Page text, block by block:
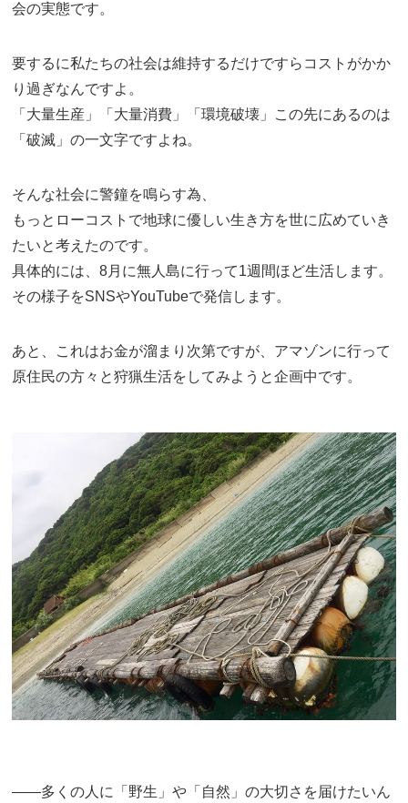
会の実態です。
要するに私たちの社会は維持するだけですらコストがかか
り過ぎなんですよ。
「大量生産」「大量消費」「環境破壊」この先にあるのは
「破滅」の一文字ですよね。
そんな社会に警鐘を鳴らす為、
もっとローコストで地球に優しい生き方を世に広めていき
たいと考えたのです。
具体的には、8月に無人島に行って1週間ほど生活します。
その様子をSNSやYouTubeで発信します。
あと、これはお金が溜まり次第ですが、アマゾンに行って
原住民の方々と狩猟生活をしてみようと企画中です。
――多くの人に「野生」や「自然」の大切さを届けたいん